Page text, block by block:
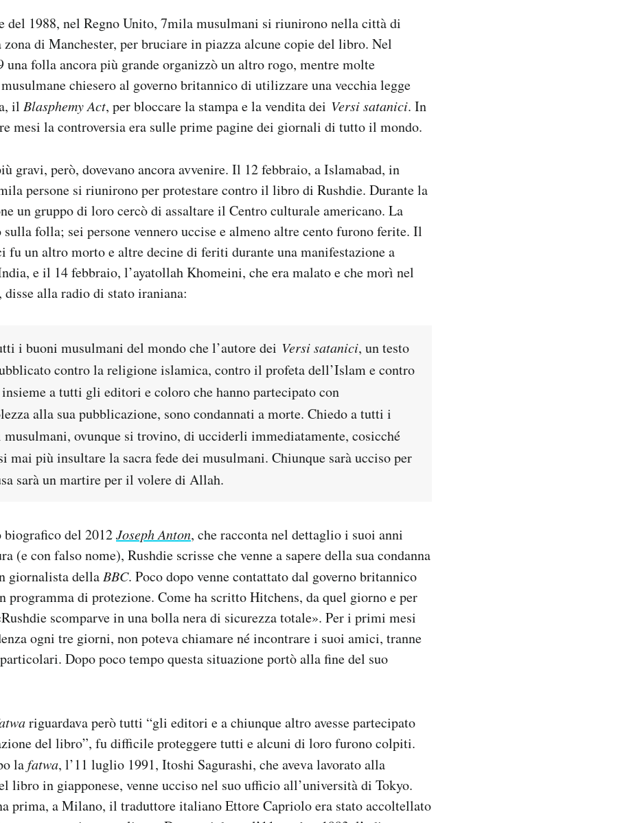
del 1988, nel Regno Unito, 7mila musulmani si riunirono nella città di
di Manchester, per bruciare in piazza alcune copie del libro. Nel
una folla ancora più grande organizzò un altro rogo, mentre molte
chiesero al governo britannico di utilizzare una vecchia legge
il Blasphemy Act, per bloccare la stampa e la vendita dei Versi satanici. In
mesi la controversia era sulle prime pagine dei giornali di tutto il mondo.
gravi, però, dovevano ancora avvenire. Il 12 febbraio, a Islamabad, in
persone si riunirono per protestare contro il libro di Rushdie. Durante la
un gruppo di loro cercò di assaltare il Centro culturale americano. La
folla; sei persone vennero uccise e almeno altre cento furono ferite. Il
fu un altro morto e altre decine di feriti durante una manifestazione a
e il 14 febbraio, l’ayatollah Khomeini, che era malato e che morì nel
disse alla radio di stato iraniana:
i buoni musulmani del mondo che l’autore dei Versi satanici, un testo
contro la religione islamica, contro il profeta dell’Islam e contro
a tutti gli editori e coloro che hanno partecipato con
alla sua pubblicazione, sono condannati a morte. Chiedo a tutti i
musulmani, ovunque si trovino, di ucciderli immediatamente, cosicché
mai più insultare la sacra fede dei musulmani. Chiunque sarà ucciso per
sarà un martire per il volere di Allah.
biografico del 2012Joseph Anton, che racconta nel dettaglio i suoi anni
(e con falso nome), Rushdie scrisse che venne a sapere della sua condanna
giornalista della BBC. Poco dopo venne contattato dal governo britannico
programma di protezione. Come ha scritto Hitchens, da quel giorno e per
scomparve in una bolla nera di sicurezza totale». Per i primi mesi
ogni tre giorni, non poteva chiamare né incontrare i suoi amici, tranne
Dopo poco tempo questa situazione portò alla fine del suo
riguardava però tutti “gli editori e a chiunque altro avesse partecipato
del libro”, fu difficile proteggere tutti e alcuni di loro furono colpiti.
lafatwa, l’11 luglio 1991, Itoshi Sagurashi, che aveva lavorato alla
libro in giapponese, venne ucciso nel suo ufficio all’università di Tokyo.
prima, a Milano, il traduttore italiano Ettore Capriolo era stato accoltellato